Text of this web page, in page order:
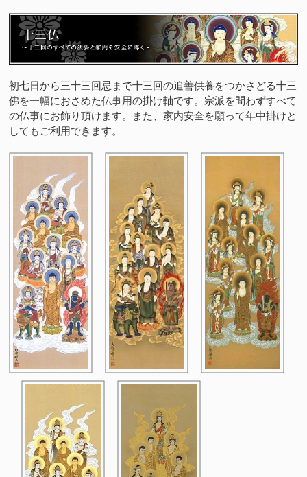
初七日から三十三回忌まで十三回の追善供養をつかさどる十三
佛を一幅におさめた仏事用の掛け軸です。宗派を問わずすべて
の仏事にお飾り頂けます。また、家内安全を願って年中掛けと
してもご利用できます。